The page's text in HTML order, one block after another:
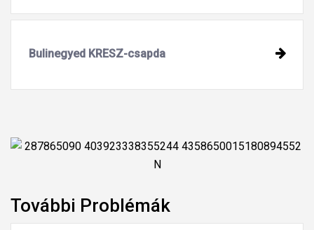
Bulinegyed KRESZ-csapda
További Problémák